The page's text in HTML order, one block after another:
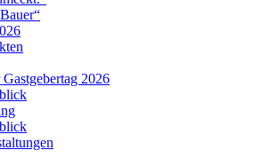
2026